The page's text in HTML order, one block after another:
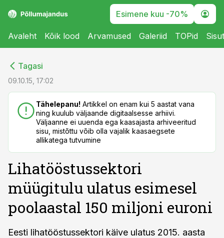
Esimene kuu -70%
Avaleht Kõik lood Arvamused Galeriid TOPid
Tagasi
09.10.15, 17:02
Tähelepanu! Artikkel on enam kui 5 aastat vana
ning kuulub väljaande digitaalsesse arhiivi.
Väljaanne ei uuenda ega kaasajasta arhiveeritud
sisu, mistõttu võib olla vajalik kaasaegsete
allikatega tutvumine
Lihatööstussektori
müügitulu ulatus esimesel
poolaastal 150 miljoni euroni
Eesti lihatööstussektori käive ulatus 2015. aasta